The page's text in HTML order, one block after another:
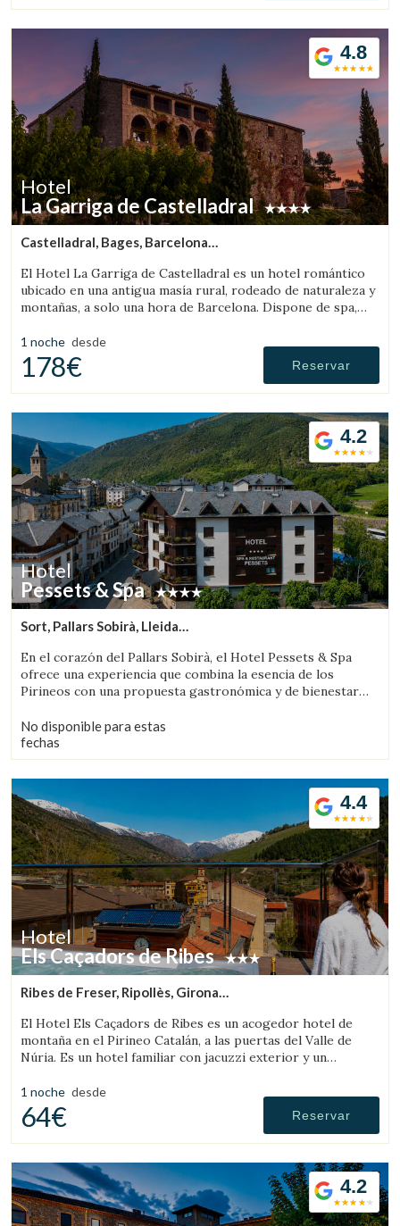
4.8
Hotel
La Garriga de Castelladral
Castelladral, Bages, Barcelona
El Hotel La Garriga de Castelladral es un hotel romántico
ubicado en una antigua masía rural, rodeado de naturaleza y
montañas, a solo una hora de Barcelona. Dispone de spa,
1 noche desde
178€ Reservar
4.2
Hotel
Pessets & Spa
Sort, Pallars Sobirà, Lleida
En el corazón del Pallars Sobirà, el Hotel Pessets & Spa
ofrece una experiencia que combina la esencia de los
Pirineos con una propuesta gastronómica y de bienestar
estaciones. Situado en Sort, rodeado de montañas y
naturaleza, es un destino ideal tanto para los amantes de las
actividades al aire libre como para quienes buscan
desconexión, autenticidad y buena mesa.
No disponible para estas
fechas
4.4
Hotel
Els Caçadors de Ribes
Ribes de Freser, Ripollès, Girona
El Hotel Els Caçadors de Ribes es un acogedor hotel de
montaña en el Pirineo Catalán, a las puertas del Valle de
Núria. Es un hotel familiar con jacuzzi exterior y un
1 noche desde
64€ Reservar
4.2